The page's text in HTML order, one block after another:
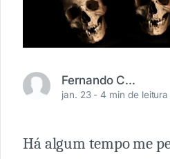
Fernando Carbonieri
jan. 23 -4 min de leitura
Há algum tempo me